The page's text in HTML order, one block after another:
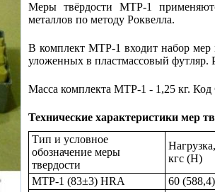
Меры твёрдости МТР-1
металлов по методу Роквелла.
В комплект МТР-1 входит набор мер
уложенных в пластмассовый футляр.
Масса комплекта МТР-1 - 1,25 кг.
Технические характеристики мер
Тип и условное
обозначение меры
твердости
Нагрузка,
кгс (Н)
МТР-1 (83±3) НRA
60 (588,4)